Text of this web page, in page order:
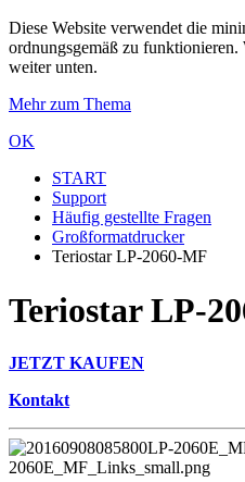
Diese Website verwendet die
ordnungsgemäß zu
weiter unten.
Mehr zum Thema
OK
START
Support
Häufig gestellte Fragen
Großformatdrucker
Teriostar LP-2060-MF
Teriostar LP-
JETZT KAUFEN
Kontakt